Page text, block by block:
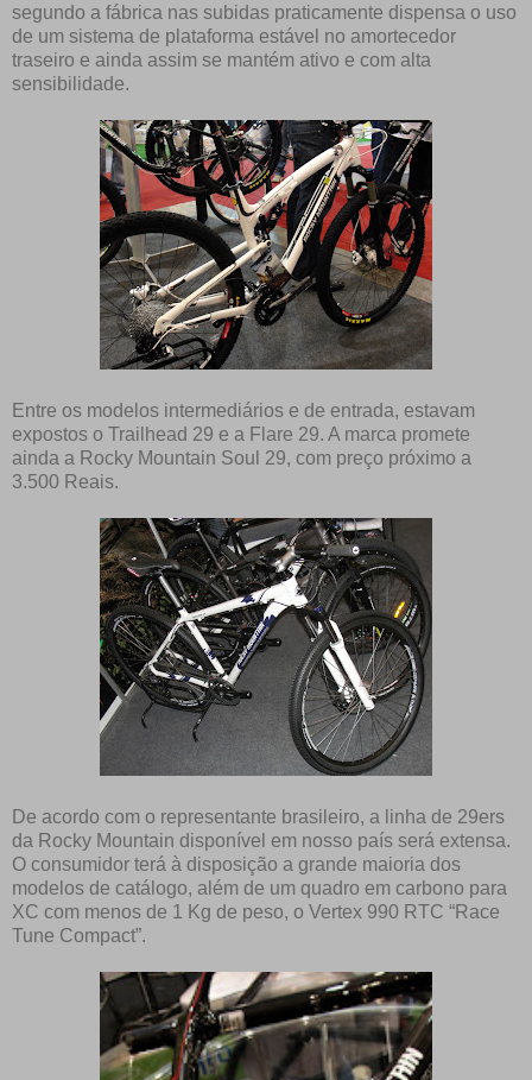
segundo a fábrica nas subidas praticamente dispensa o uso
de um sistema de plataforma estável no amortecedor
traseiro e ainda assim se mantém ativo e com alta
sensibilidade.
Entre os modelos intermediários e de entrada, estavam
expostos o Trailhead 29 e a Flare 29. A marca promete
ainda a Rocky Mountain Soul 29, com preço próximo a
3.500 Reais.
De acordo com o representante brasileiro, a linha de 29ers
da Rocky Mountain disponível em nosso país será extensa.
O consumidor terá à disposição a grande maioria dos
modelos de catálogo, além de um quadro em carbono para
XC com menos de 1 Kg de peso, o Vertex 990 RTC “Race
Tune Compact”.